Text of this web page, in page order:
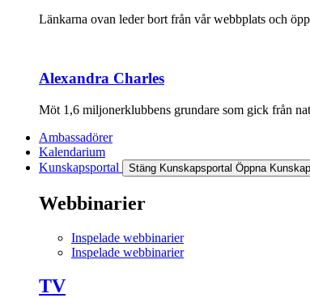
Länkarna ovan leder bort från vår webbplats och
Alexandra Charles
Möt 1,6 miljonerklubbens grundare som gick från
Ambassadörer
Kalendarium
Kunskapsportal
Stäng Kunskapsportal Öppna
Webbinarier
Inspelade webbinarier
Inspelade webbinarier
TV